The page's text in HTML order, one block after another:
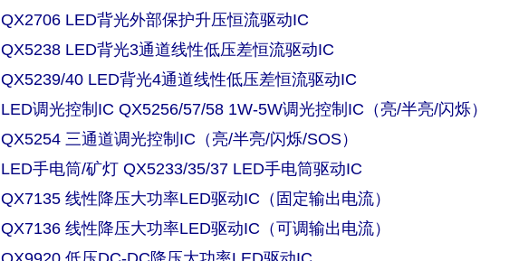
QX2706 LED背光外部保护升压恒流驱动IC
QX5238 LED背光3通道线性低压差恒流驱动IC
QX5239/40 LED背光4通道线性低压差恒流驱动IC
LED调光控制IC QX5256/57/58 1W-5W调光控制IC（亮/半亮/闪烁）
QX5254 三通道调光控制IC（亮/半亮/闪烁/SOS）
LED手电筒/矿灯 QX5233/35/37 LED手电筒驱动IC
QX7135 线性降压大功率LED驱动IC（固定输出电流）
QX7136 线性降压大功率LED驱动IC（可调输出电流）